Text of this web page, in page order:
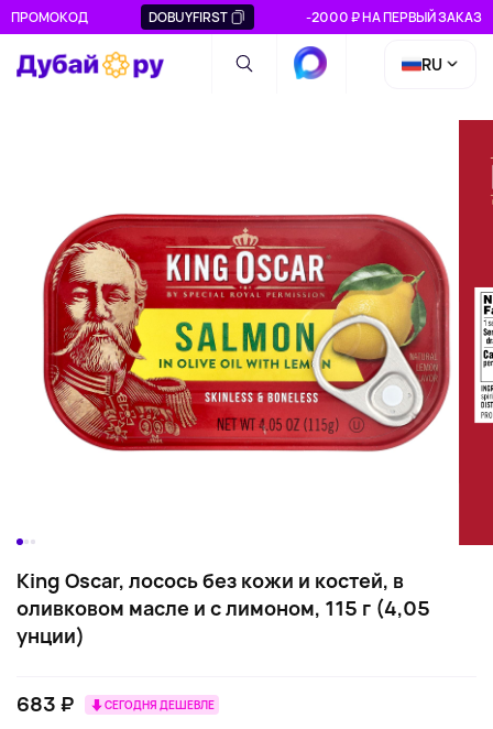
ПРОМОКОД DOBUYFIRST -2000 ₽ НА ПЕРВЫЙ ЗАКАЗ
RU
King Oscar, лосось без кожи и костей, в
оливковом масле и с лимоном, 115 г (4,05
унции)
683 ₽ СЕГОДНЯ ДЕШЕВЛЕ